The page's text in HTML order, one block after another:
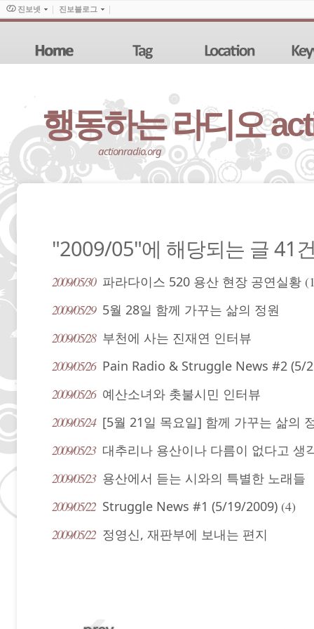
행동하는 라디오
actionradio.org
"2009/05"에 해당되는 글 41
2009/05/30 파라다이스 520 용산 현장 공연실황
2009/05/29 5월 28일 함께 가꾸는 삶의 정원
2009/05/28 부천에 사는 진재연 인터뷰
2009/05/26 Pain Radio & Struggle News #2 (5/
2009/05/26 예산소녀와 촛불시민 인터뷰
2009/05/24 [5월 21일 목요일] 함께 가꾸는 삶의
2009/05/23 대추리나 용산이나 다름이 없다고 생
2009/05/23 용산에서 듣는 시와의 특별한 노래들
2009/05/22 Struggle News #1 (5/19/2009) (4)
2009/05/22 정영신, 재판부에 보내는 편지
진보넷 진보블로그